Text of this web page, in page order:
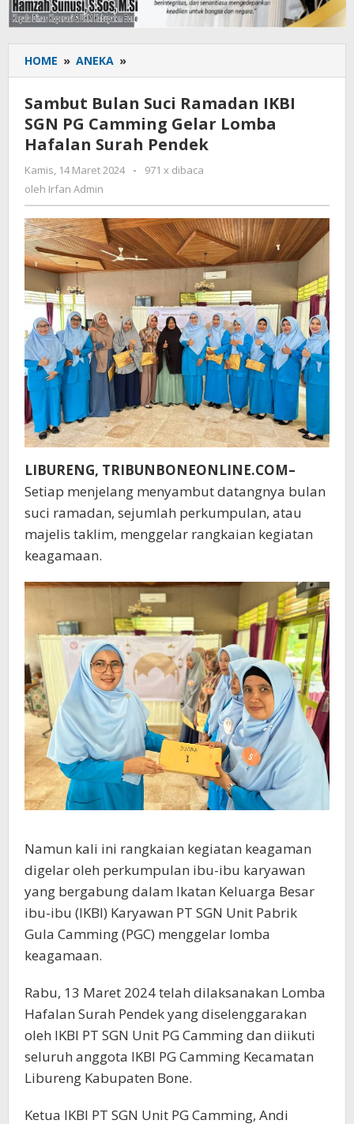
HOME » ANEKA »
Bulan
Ramadan
IKBI
SGN
Camming
Lomba
Hafalan
Surah
Pendek
Sambut Bulan Suci Ramadan IKBI
SGN PG Camming Gelar Lomba
Hafalan Surah Pendek
Kamis, 14 Maret 2024
oleh
-
971 x dibaca
oleh Irfan Admin
LIBURENG, TRIBUNBONEONLINE.COM–
Setiap menjelang menyambut datangnya bulan
suci ramadan, sejumlah perkumpulan, atau
majelis taklim, menggelar rangkaian kegiatan
keagamaan.
Namun kali ini rangkaian kegiatan keagaman
digelar oleh perkumpulan ibu-ibu karyawan
yang bergabung dalam Ikatan Keluarga Besar
ibu-ibu (IKBI) Karyawan PT SGN Unit Pabrik
Gula Camming (PGC) menggelar lomba
keagamaan.
Rabu, 13 Maret 2024 telah dilaksanakan Lomba
Hafalan Surah Pendek yang diselenggarakan
oleh IKBI PT SGN Unit PG Camming dan diikuti
seluruh anggota IKBI PG Camming Kecamatan
Libureng Kabupaten Bone.
Ketua IKBI PT SGN Unit PG Camming, Andi